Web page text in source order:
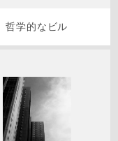
哲学的なビル